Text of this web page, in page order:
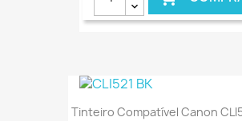
€
Tinteiro Compatível Canon